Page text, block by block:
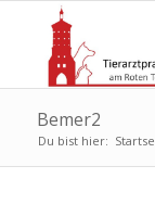
Bemer2
Du bist hier: